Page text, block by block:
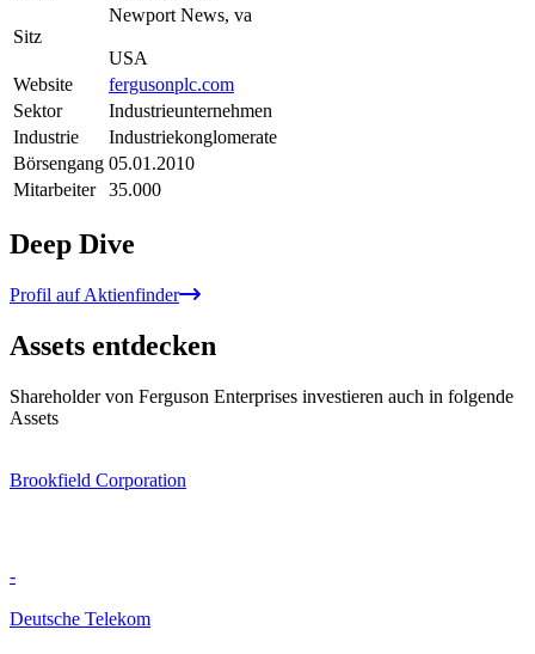
Sitz
Newport News, va
USA
Website
fergusonplc.com
Sektor
Industrieunternehmen
Industrie
Industriekonglomerate
Börsengang 05.01.2010
Mitarbeiter
35.000
Deep Dive
Profil auf Aktienfinder
Assets entdecken
Shareholder von Ferguson Enterprises investieren auch in folgende
Assets
Brookfield Corporation
-
Deutsche Telekom